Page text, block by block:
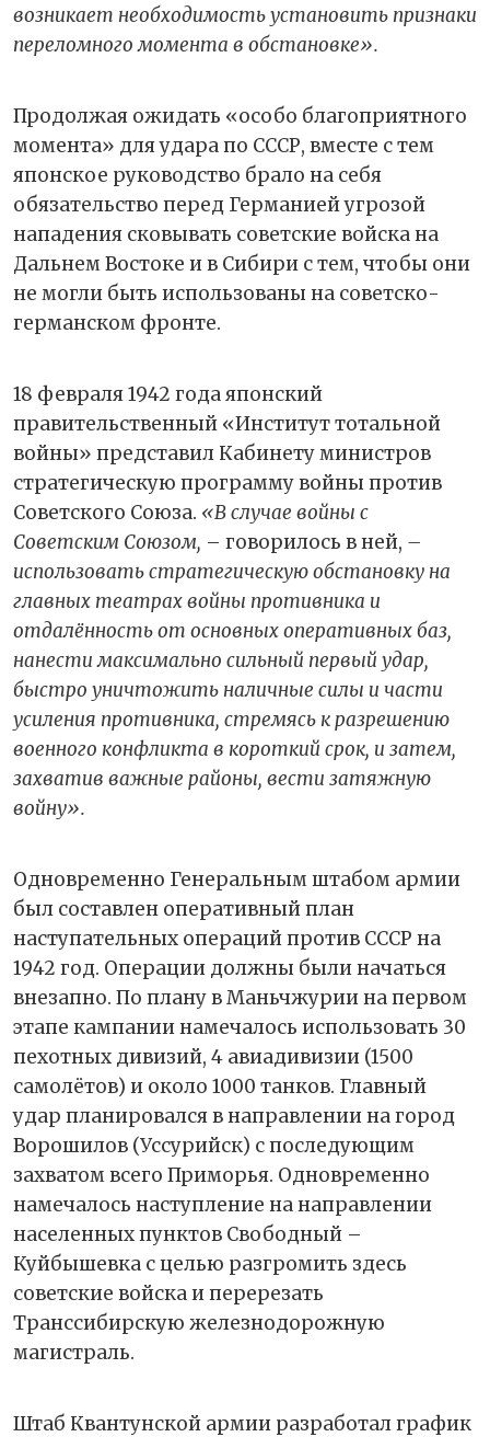
возникает необходимость установить признаки
переломного момента в обстановке».
Продолжая ожидать «особо благоприятного
момента» для удара по СССР, вместе с тем
японское руководство брало на себя
обязательство перед Германией угрозой
нападения сковывать советские войска на
Дальнем Востоке и в Сибири с тем, чтобы они
не могли быть использованы на советско-
германском фронте.
18 февраля 1942 года японский
правительственный «Институт тотальной
войны» представил Кабинету министров
стратегическую программу войны против
Советского Союза. «В случае войны с
Советским Союзом, – говорилось в ней, –
использовать стратегическую обстановку на
главных театрах войны противника и
отдалённость от основных оперативных баз,
нанести максимально сильный первый удар,
быстро уничтожить наличные силы и части
усиления противника, стремясь к разрешению
военного конфликта в короткий срок, и затем,
захватив важные районы, вести затяжную
войну».
Одновременно Генеральным штабом армии
был составлен оперативный план
наступательных операций против СССР на
1942 год. Операции должны были начаться
внезапно. По плану в Маньчжурии на первом
этапе кампании намечалось использовать 30
пехотных дивизий, 4 авиадивизии (1500
самолётов) и около 1000 танков. Главный
удар планировался в направлении на город
Ворошилов (Уссурийск) с последующим
захватом всего Приморья. Одновременно
намечалось наступление на направлении
населенных пунктов Свободный –
Куйбышевка с целью разгромить здесь
советские войска и перерезать
Транссибирскую железнодорожную
магистраль.
Штаб Квантунской армии разработал график